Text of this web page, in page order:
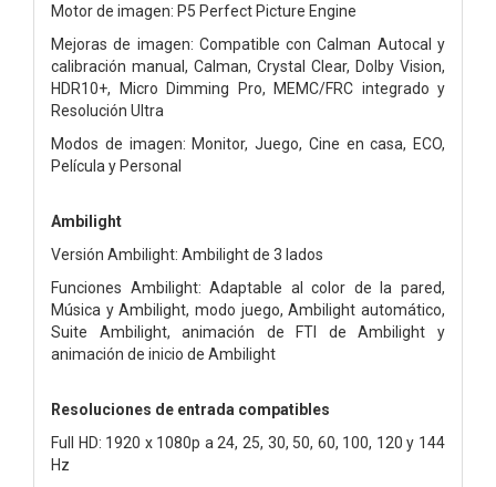
Motor de imagen: P5 Perfect Picture Engine
Mejoras de imagen: Compatible con Calman Autocal y
calibración manual, Calman, Crystal Clear, Dolby Vision,
HDR10+, Micro Dimming Pro, MEMC/FRC integrado y
Resolución Ultra
Modos de imagen: Monitor, Juego, Cine en casa, ECO,
Película y Personal
Ambilight
Versión Ambilight: Ambilight de 3 lados
Funciones Ambilight: Adaptable al color de la pared,
Música y Ambilight, modo juego, Ambilight automático,
Suite Ambilight, animación de FTI de Ambilight y
animación de inicio de Ambilight
Resoluciones de entrada compatibles
Full HD: 1920 x 1080p a 24, 25, 30, 50, 60, 100, 120 y 144
Hz